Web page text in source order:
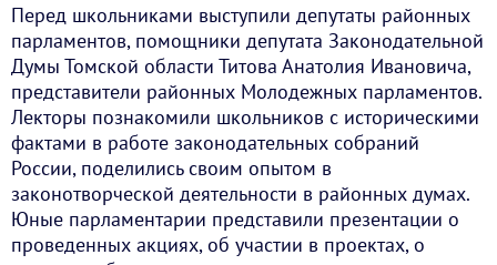
Перед школьниками выступили депутаты районных
парламентов, помощники депутата Законодательной
Думы Томской области Титова Анатолия Ивановича,
представители районных Молодежных парламентов.
Лекторы познакомили школьников с историческими
фактами в работе законодательных собраний
России, поделились своим опытом в
законотворческой деятельности в районных думах.
Юные парламентарии представили презентации о
проведенных акциях, об участии в проектах, о